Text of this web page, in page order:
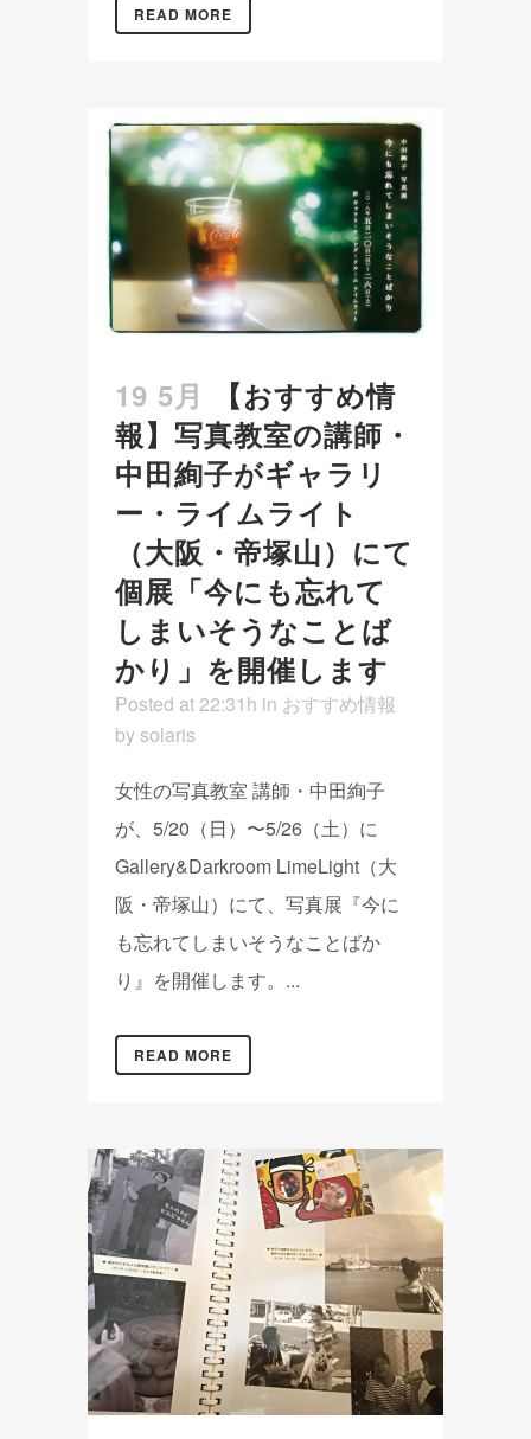
READ MORE
19 5月
【おすすめ情
報】写真教室の講師・
中田絢子がギャラリ
ー・ライムライト
（大阪・帝塚山）にて
個展「今にも忘れて
しまいそうなことば
かり」を開催します
Posted at 22:31h in おすすめ情報
by solaris
女性の写真教室 講師・中田絢子
が、5/20（日）〜5/26（土）に
Gallery&Darkroom LimeLight（大
阪・帝塚山）にて、写真展『今に
も忘れてしまいそうなことばか
り』を開催します。...
READ MORE